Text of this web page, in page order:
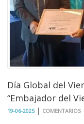
Día Global del
“Embajador del
19-06-2025| COMENTARIOS